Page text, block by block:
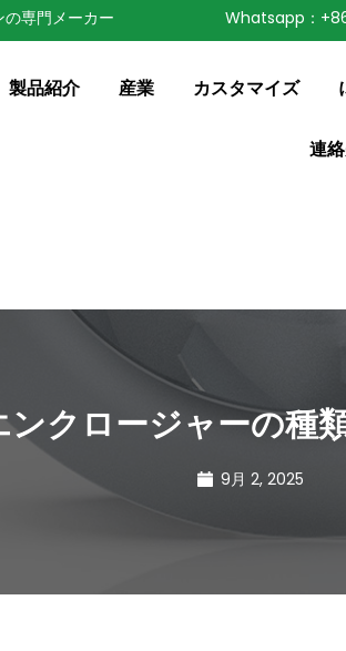
speaking a different
専門メーカー Whatsapp：
製品紹介 産業 カスタマイズ
連
ンクロージャーの種
9月 2, 2025